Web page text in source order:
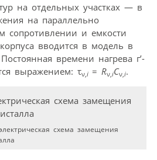
на отдельных участках — в
на параллельно
сопротивлении и емкости
вводится в модель в
времени нагрева г’-
выражением: τν, i = Rν, iCν, i.
схема замещения